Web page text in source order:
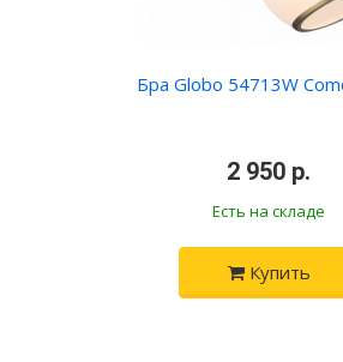
Бра Globo 54713W
2 950 р.
Есть на складе
Купить